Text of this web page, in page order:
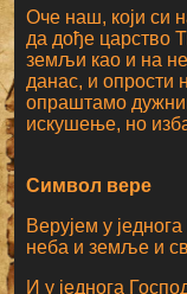
Оче наш, који си
да дође царство
земљи као и на
данас, и опрости
опраштамо
искушење, но
Символ вере
Верујем у
неба и земље и
И у једнога